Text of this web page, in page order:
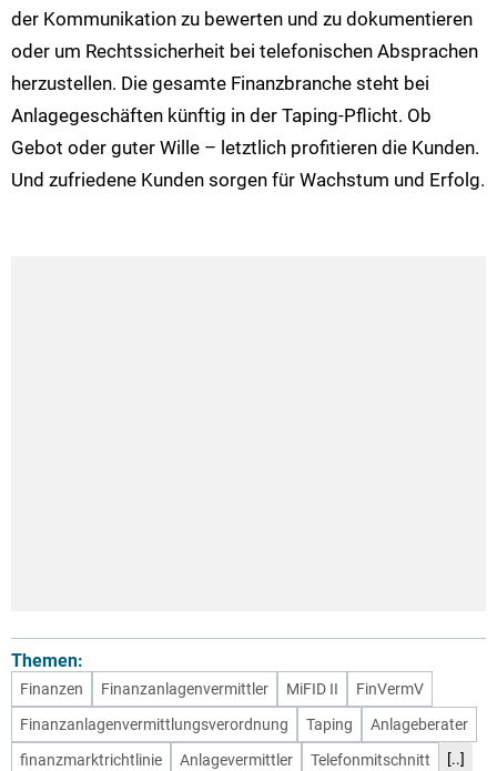
der Kommunikation zu bewerten und zu dokumentieren
oder um Rechtssicherheit bei telefonischen Absprachen
herzustellen. Die gesamte Finanzbranche steht bei
Anlagegeschäften künftig in der Taping-Pflicht. Ob
Gebot oder guter Wille – letztlich profitieren die Kunden.
Und zufriedene Kunden sorgen für Wachstum und Erfolg.
Themen:
Finanzen Finanzanlagenvermittler MiFID II
FinVermV
Finanzanlagenvermittlungsverordnung
Taping
Anlageberater
finanzmarktrichtlinie
Anlagevermittler Telefonmitschnitt [..]